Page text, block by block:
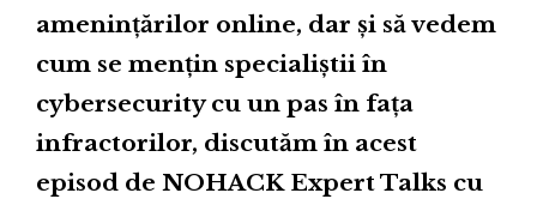
amenințărilor online, dar și să vedem
cum se mențin specialiștii în
cybersecurity cu un pas în fața
infractorilor, discutăm în acest
episod de NOHACK Expert Talks cu